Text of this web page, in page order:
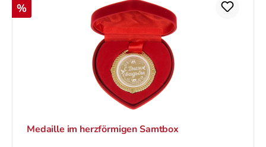
Rabatt
%
Medaille im herzförmigen Samtbox